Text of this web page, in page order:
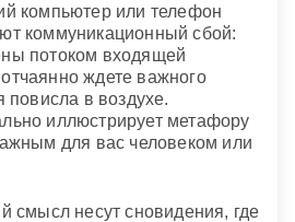
компьютер или телефон
коммуникационный сбой:
потоком входящей
ждете важного
повисла в воздухе.
иллюстрирует метафору
для вас человеком или
смысл несут сновидения, где